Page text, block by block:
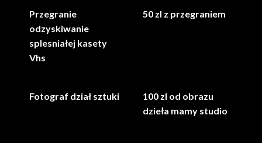
Przegranie
odzyskiwanie
splesniałej kasety
Vhs
50 zl z przegraniem
Fotograf dział sztuki
100 zl od obrazu
dzieła mamy studio